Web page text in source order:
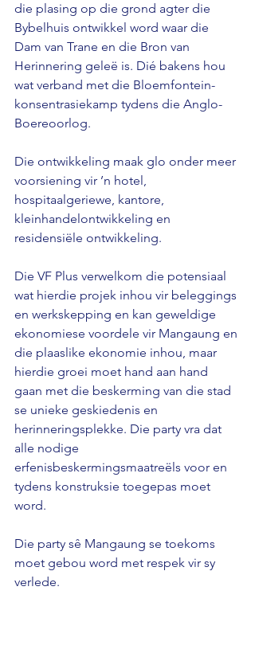
die plasing op die grond agter die
Bybelhuis ontwikkel word waar die
Dam van Trane en die Bron van
Herinnering geleë is. Dié bakens hou
wat verband met die Bloemfontein-
konsentrasiekamp tydens die Anglo-
Boereoorlog.
Die ontwikkeling maak glo onder meer
voorsiening vir ’n hotel,
hospitaalgeriewe, kantore,
kleinhandelontwikkeling en
residensiële ontwikkeling.
Die VF Plus verwelkom die potensiaal
wat hierdie projek inhou vir beleggings
en werkskepping en kan geweldige
ekonomiese voordele vir Mangaung en
die plaaslike ekonomie inhou, maar
hierdie groei moet hand aan hand
gaan met die beskerming van die stad
se unieke geskiedenis en
herinneringsplekke. Die party vra dat
alle nodige
erfenisbeskermingsmaatreëls voor en
tydens konstruksie toegepas moet
word.
Die party sê Mangaung se toekoms
moet gebou word met respek vir sy
verlede.